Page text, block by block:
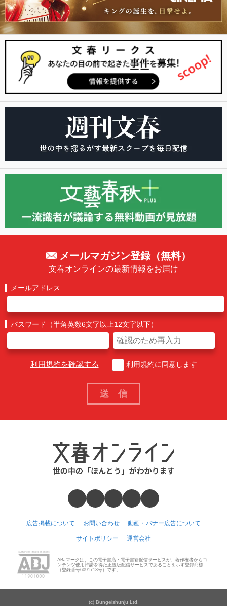
メールマガジン登録（無料）
文春オンラインの最新情報をお届け
メールアドレス
パスワード（半角英数6文字以上12文字以下）
利用規約を確認する 利用規約に同意します
広告掲載について お問い合わせ 動画・バナー広告について
サイトポリシー 運営会社
ABJマークは、この電子書店・電子書籍配信サービスが、著作権者からコ
ンテンツ使用許諾を得た正規版配信サービスであることを示す登録商標
（登録番号6091713号）です。
(c) Bungeishunju Ltd.